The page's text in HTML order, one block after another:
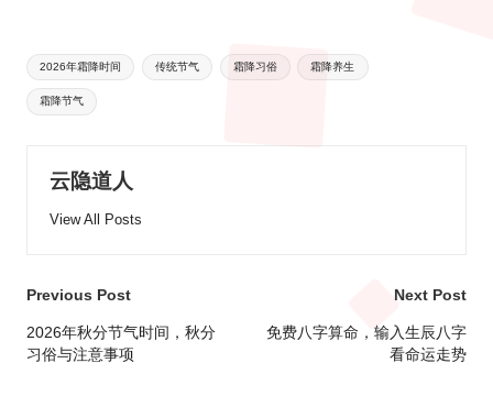
Tags:
2026年霜降时间 传统节气 霜降习俗 霜降养生
霜降节气
云隐道人
View All Posts
Post
navigation
Previous Post
2026年秋分节气时间，秋分
习俗与注意事项
Next Post
免费八字算命，输入生辰八字
看命运走势